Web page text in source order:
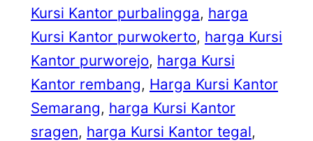
Kursi Kantor purbalingga, harga
Kursi Kantor purwokerto, harga Kursi
Kantor purworejo, harga Kursi
Kantor rembang, Harga Kursi Kantor
Semarang, harga Kursi Kantor
sragen, harga Kursi Kantor tegal